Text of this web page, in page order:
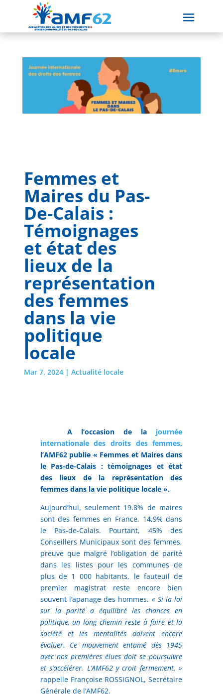
Femmes et
Maires du Pas-
De-Calais :
Témoignages
et état des
lieux de la
représentation
des femmes
dans la vie
politique
locale
Mar 7, 2024| Actualité locale
A l’occasion de la journée
internationale des droits des femmes,
l’AMF62 publie « Femmes et Maires dans
le Pas-de-Calais : témoignages et état
des lieux de la représentation des
femmes dans la vie politique locale ».
Aujourd’hui, seulement 19.8% de maires
sont des femmes en France, 14,9% dans
le Pas-de-Calais. Pourtant, 45% des
Conseillers Municipaux sont des femmes,
preuve que malgré l’obligation de parité
dans les listes pour les communes de
plus de 1 000 habitants, le fauteuil de
premier magistrat reste encore bien
souvent l’apanage des hommes. « Si la loi
sur la parité a équilibré les chances en
politique, un long chemin reste à faire et la
société et les mentalités doivent encore
évoluer. Ce mouvement entamé dès 1945
avec nos premières élues doit se poursuivre
et s’accélérer. L’AMF62 y croit fermement. »
rappelle Françoise ROSSIGNOL, Secrétaire
Générale de l’AMF62.